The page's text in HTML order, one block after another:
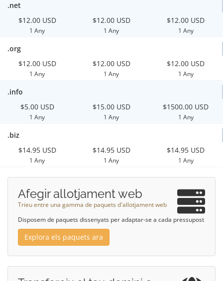
.net
$12.00 USD
1 Any
$12.00 USD
1 Any
$12.00 USD
1 Any
.org
$12.00 USD
1 Any
$12.00 USD
1 Any
$12.00 USD
1 Any
.info
$5.00 USD
1 Any
$15.00 USD
1 Any
$1500.00 USD
1 Any
.biz
$14.95 USD
1 Any
$14.95 USD
1 Any
$14.95 USD
1 Any
Afegir allotjament web
Trieu entre una gamma de paquets d'allotjament web
Disposem de paquets dissenyats per adaptar-se a cada pressupost
Explora els paquets ara